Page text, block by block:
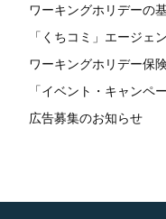
ワーキングホリデーの
「くちコミ」エージェ
ワーキングホリデー保
「イベント・キャンペ
広告募集のお知らせ